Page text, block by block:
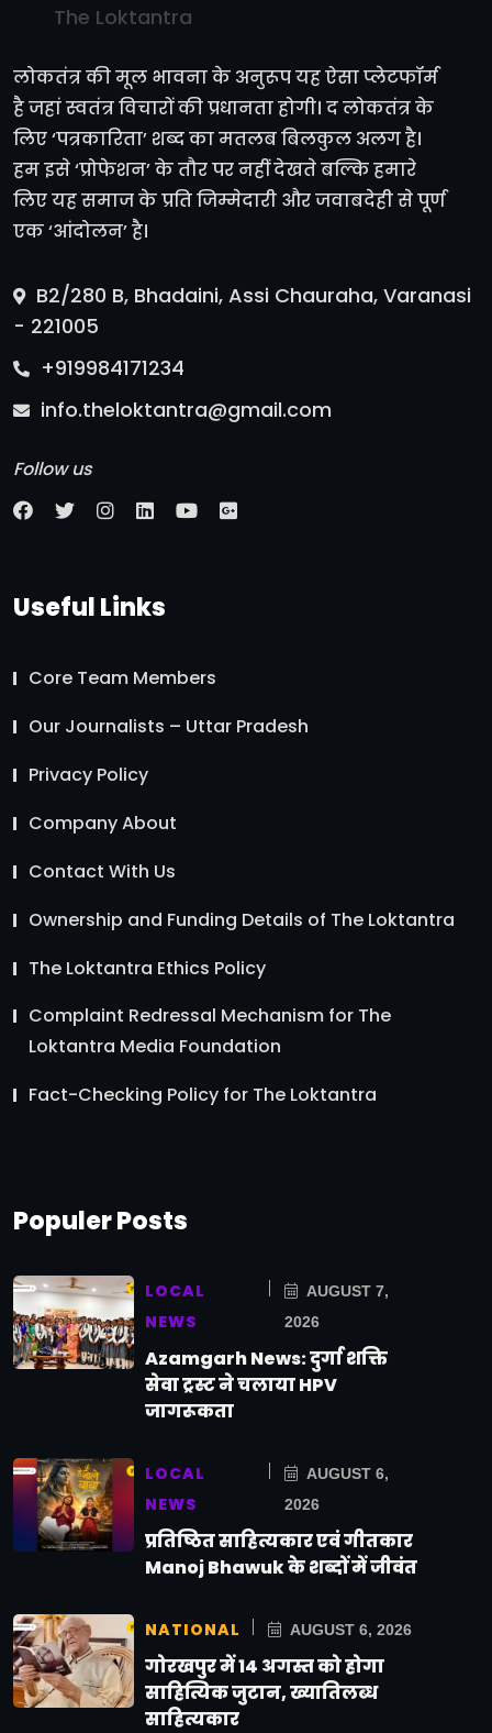
The Loktantra
लोकतंत्र की मूल भावना के अनुरूप यह ऐसा प्लेटफॉर्म
है जहां स्वतंत्र विचारों की प्रधानता होगी। द लोकतंत्र के
लिए ‘पत्रकारिता’ शब्द का मतलब बिलकुल अलग है।
हम इसे ‘प्रोफेशन’ के तौर पर नहीं देखते बल्कि हमारे
लिए यह समाज के प्रति जिम्मेदारी और जवाबदेही से पूर्ण
एक ‘आंदोलन’ है।
B2/280 B, Bhadaini, Assi Chauraha, Varanasi
- 221005
+919984171234
info.theloktantra@gmail.com
Follow us
Useful Links
Core Team Members
Our Journalists – Uttar Pradesh
Privacy Policy
Company About
Contact With Us
Ownership and Funding Details of The Loktantra
The Loktantra Ethics Policy
Complaint Redressal Mechanism for The
Loktantra Media Foundation
Fact-Checking Policy for The Loktantra
Populer Posts
LOCAL
NEWS
AUGUST 7,
2026
Azamgarh News: दुर्गा शक्ति
सेवा ट्रस्ट ने चलाया HPV
जागरूकता
LOCAL
NEWS
AUGUST 6,
2026
प्रतिष्ठित साहित्यकार एवं गीतकार
Manoj Bhawuk के शब्दों में जीवंत
NATIONAL AUGUST 6, 2026
गोरखपुर में 14 अगस्त को होगा
साहित्यिक जुटान, ख्यातिलब्ध
साहित्यकार